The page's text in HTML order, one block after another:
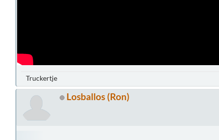
Truckertje
Losballos (Ron)